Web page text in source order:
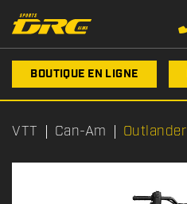
BOUTIQUE EN LIGNE
VTT Can-Am Outlander